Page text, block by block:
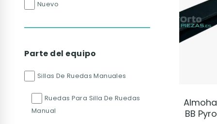
Nuevo
Parte del equipo
Sillas De Ruedas Manuales
Ruedas Para Silla De Ruedas
Manual
BB